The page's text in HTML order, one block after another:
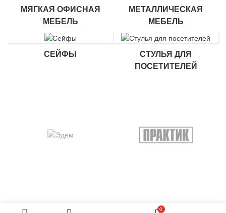
МЯГКАЯ ОФИСНАЯ
МЕБЕЛЬ
МЕТАЛЛИЧЕСКАЯ
МЕБЕЛЬ
СЕЙФЫ
СТУЛЬЯ ДЛЯ
ПОСЕТИТЕЛЕЙ
0